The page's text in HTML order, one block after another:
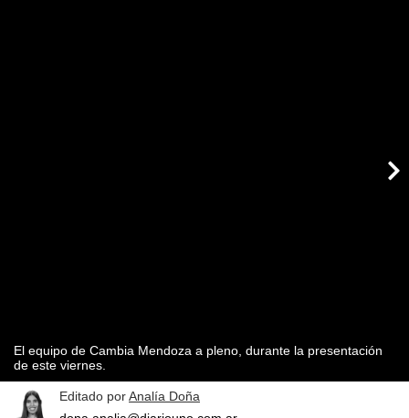
El equipo de Cambia Mendoza a pleno, durante la presentación
de este viernes.
Editado porAnalía Doña